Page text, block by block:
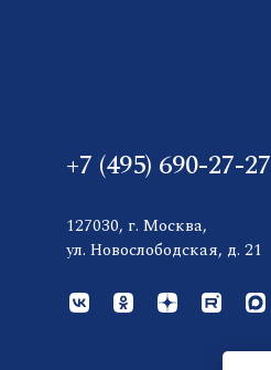
+7 (495) 690-27-27
127030, г. Москва,
ул. Новослободская, д. 21